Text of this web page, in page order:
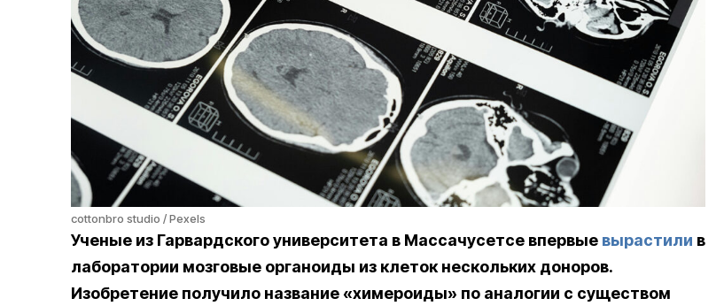
cottonbro studio / Pexels
Ученые из Гарвардского университета в Массачусетсе впервые вырастили в
лаборатории мозговые органоиды из клеток нескольких доноров.
Изобретение получило название «химероиды» по аналогии с существом